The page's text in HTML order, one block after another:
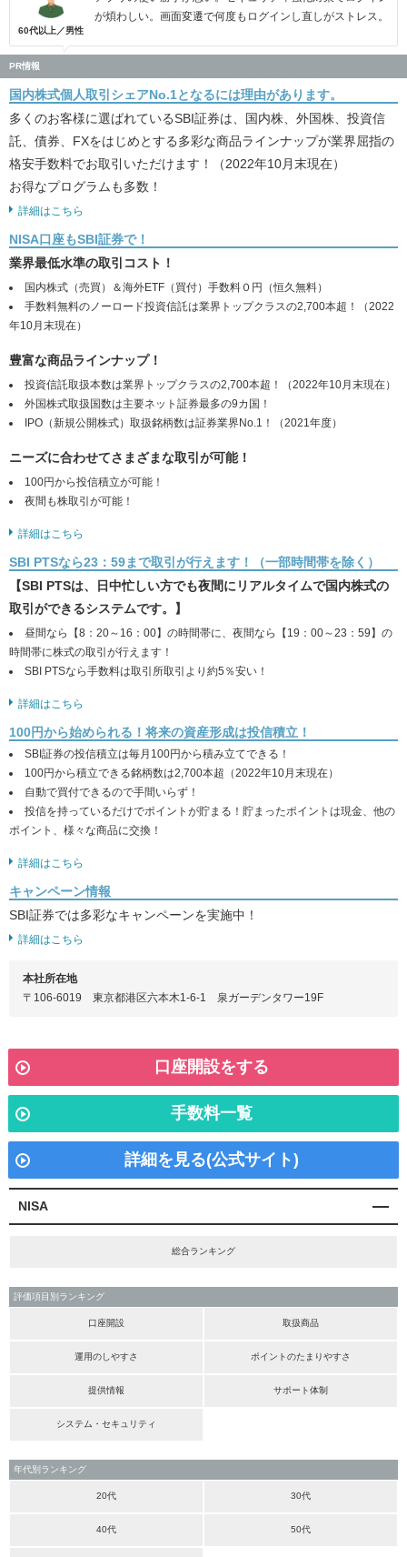
60代以上／男性
が煩わしい。画面変遷で何度もログインし直しがストレス。
PR情報
国内株式個人取引シェアNo.1となるには理由があります。
多くのお客様に選ばれているSBI証券は、国内株、外国株、投資信
託、債券、FXをはじめとする多彩な商品ラインナップが業界屈指の
格安手数料でお取引いただけます！（2022年10月末現在）
お得なプログラムも多数！
詳細はこちら
NISA口座もSBI証券で！
業界最低水準の取引コスト！
国内株式（売買）＆海外ETF（買付）手数料０円（恒久無料）
手数料無料のノーロード投資信託は業界トップクラスの2,700本超！（2022
年10月末現在）
豊富な商品ラインナップ！
投資信託取扱本数は業界トップクラスの2,700本超！（2022年10月末現在）
外国株式取扱国数は主要ネット証券最多の9カ国！
IPO（新規公開株式）取扱銘柄数は証券業界No.1！（2021年度）
ニーズに合わせてさまざまな取引が可能！
100円から投信積立が可能！
夜間も株取引が可能！
詳細はこちら
SBI PTSなら23：59まで取引が行えます！（一部時間帯を除く）
【SBI PTSは、日中忙しい方でも夜間にリアルタイムで国内株式の
取引ができるシステムです。】
昼間なら【8：20～16：00】の時間帯に、夜間なら【19：00～23：59】の
時間帯に株式の取引が行えます！
SBI PTSなら手数料は取引所取引より約5％安い！
詳細はこちら
100円から始められる！将来の資産形成は投信積立！
SBI証券の投信積立は毎月100円から積み立てできる！
100円から積立できる銘柄数は2,700本超（2022年10月末現在）
自動で買付できるので手間いらず！
投信を持っているだけでポイントが貯まる！貯まったポイントは現金、他の
ポイント、様々な商品に交換！
詳細はこちら
キャンペーン情報
SBI証券では多彩なキャンペーンを実施中！
詳細はこちら
本社所在地
〒106-6019 東京都港区六本木1-6-1 泉ガーデンタワー19F
口座開設をする
手数料一覧
詳細を見る(公式サイト)
NISA
総合ランキング
評価項目別ランキング
口座開設 取扱商品
運用のしやすさ ポイントのたまりやすさ
提供情報 サポート体制
システム・セキュリティ
年代別ランキング
20代 30代
40代 50代